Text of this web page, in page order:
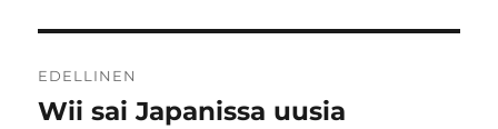
selaus
EDELLINEN
Edellinen
Wii sai Japanissa uusia